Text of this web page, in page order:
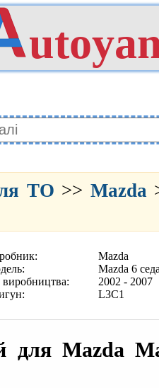
ТО >> Mazda
Mazda
Mazda 6
виробництва:
2002 - 2007
L3C1
для Mazda